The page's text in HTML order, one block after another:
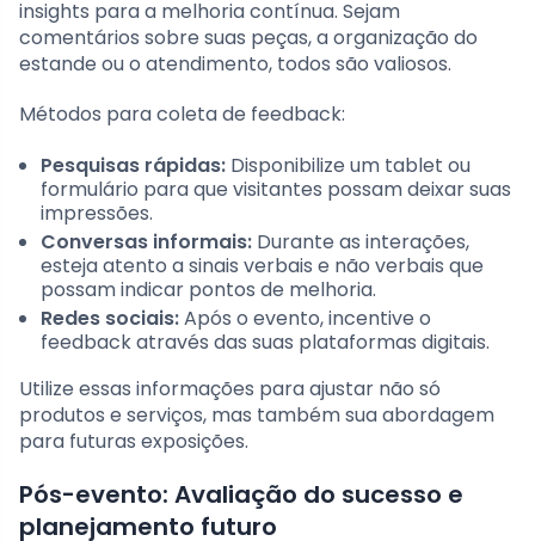
insights para a melhoria contínua. Sejam
comentários sobre suas peças, a organização do
estande ou o atendimento, todos são valiosos.
Métodos para coleta de feedback:
Pesquisas rápidas: Disponibilize um tablet ou
formulário para que visitantes possam deixar suas
impressões.
Conversas informais: Durante as interações,
esteja atento a sinais verbais e não verbais que
possam indicar pontos de melhoria.
Redes sociais:Após o evento, incentive o
feedback através das suas plataformas digitais.
Utilize essas informações para ajustar não só
produtos e serviços, mas também sua abordagem
para futuras exposições.
Pós-evento: Avaliação do sucesso e
planejamento futuro